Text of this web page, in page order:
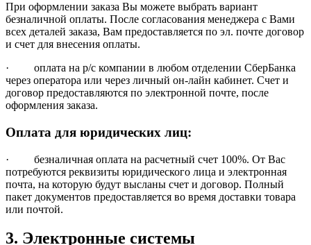
При оформлении заказа Вы можете выбрать вариант
безналичной оплаты. После согласования менеджера с Вами
всех деталей заказа, Вам предоставляется по эл. почте договор
и счет для внесения оплаты.
· оплата на р/с компании в любом отделении СберБанка
через оператора или через личный он-лайн кабинет. Счет и
договор предоставляются по электронной почте, после
оформления заказа.
Оплата для юридических лиц:
· безналичная оплата на расчетный счет 100%. От Вас
потребуются реквизиты юридического лица и электронная
почта, на которую будут высланы счет и договор. Полный
пакет документов предоставляется во время доставки товара
или почтой.
3. Электронные системы